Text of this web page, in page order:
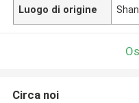
Luogo di origine
Circa noi